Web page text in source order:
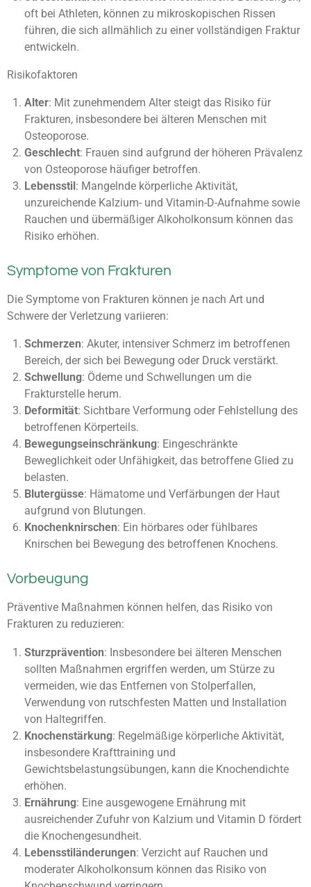
oft bei Athleten, können zu mikroskopischen Rissen
führen, die sich allmählich zu einer vollständigen Fraktur
entwickeln.
Risikofaktoren
Alter: Mit zunehmendem Alter steigt das Risiko für
Frakturen, insbesondere bei älteren Menschen mit
Osteoporose.
Geschlecht: Frauen sind aufgrund der höheren Prävalenz
von Osteoporose häufiger betroffen.
Lebensstil : Mangelnde körperliche Aktivität,
unzureichende Kalzium- und Vitamin-D-Aufnahme sowie
Rauchen und übermäßiger Alkoholkonsum können das
Risiko erhöhen.
Symptome von Frakturen
Die Symptome von Frakturen können je nach Art und
Schwere der Verletzung variieren:
Schmerzen: Akuter, intensiver Schmerz im betroffenen
Bereich, der sich bei Bewegung oder Druck verstärkt.
Schwellung: Ödeme und Schwellungen um die
Frakturstelle herum.
Deformität: Sichtbare Verformung oder Fehlstellung des
betroffenen Körperteils.
Bewegungseinschränkung: Eingeschränkte
Beweglichkeit oder Unfähigkeit, das betroffene Glied zu
belasten.
Blutergüsse: Hämatome und Verfärbungen der Haut
aufgrund von Blutungen.
Knochenknirschen: Ein hörbares oder fühlbares
Knirschen bei Bewegung des betroffenen Knochens.
Vorbeugung
Präventive Maßnahmen können helfen, das Risiko von
Frakturen zu reduzieren:
Sturzprävention: Insbesondere bei älteren Menschen
sollten Maßnahmen ergriffen werden, um Stürze zu
vermeiden, wie das Entfernen von Stolperfallen,
Verwendung von rutschfesten Matten und Installation
von Haltegriffen.
Knochenstärkung: Regelmäßige körperliche Aktivität,
insbesondere Krafttraining und
Gewichtsbelastungsübungen, kann die Knochendichte
erhöhen.
Ernährung: Eine ausgewogene Ernährung mit
ausreichender Zufuhr von Kalzium und Vitamin D fördert
die Knochengesundheit.
Lebensstiländerungen: Verzicht auf Rauchen und
moderater Alkoholkonsum können das Risiko von